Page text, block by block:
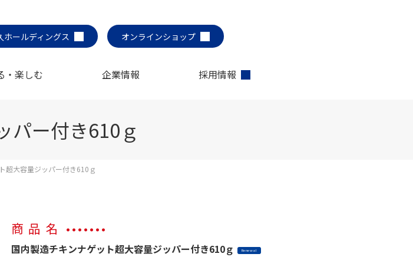
ホールディングス
オンラインショップ
・楽しむ 企業情報 採用情報
パー付き610ｇ
超大容量ジッパー付き610ｇ
商品名
国内製造チキンナゲット超大容量ジッパー付き610ｇ Renewal